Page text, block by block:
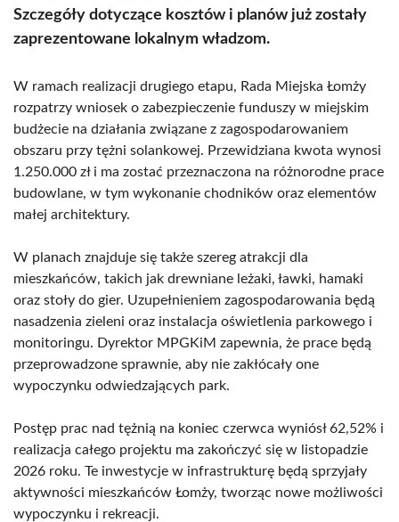
Szczegóły dotyczące kosztów i planów już zostały
zaprezentowane lokalnym władzom.
W ramach realizacji drugiego etapu, Rada Miejska Łomży
rozpatrzy wniosek o zabezpieczenie funduszy w miejskim
budżecie na działania związane z zagospodarowaniem
obszaru przy tężni solankowej. Przewidziana kwota wynosi
1.250.000 zł i ma zostać przeznaczona na różnorodne prace
budowlane, w tym wykonanie chodników oraz elementów
małej architektury.
W planach znajduje się także szereg atrakcji dla
mieszkańców, takich jak drewniane leżaki, ławki, hamaki
oraz stoły do gier. Uzupełnieniem zagospodarowania będą
nasadzenia zieleni oraz instalacja oświetlenia parkowego i
monitoringu. Dyrektor MPGKiM zapewnia, że prace będą
przeprowadzone sprawnie, aby nie zakłócały one
wypoczynku odwiedzających park.
Postęp prac nad tężnią na koniec czerwca wyniósł 62,52% i
realizacja całego projektu ma zakończyć się w listopadzie
2026 roku. Te inwestycje w infrastrukturę będą sprzyjały
aktywności mieszkańców Łomży, tworząc nowe możliwości
wypoczynku i rekreacji.